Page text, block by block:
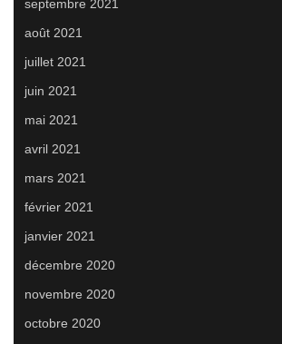
septembre 2021
août 2021
juillet 2021
juin 2021
mai 2021
avril 2021
mars 2021
février 2021
janvier 2021
décembre 2020
novembre 2020
octobre 2020